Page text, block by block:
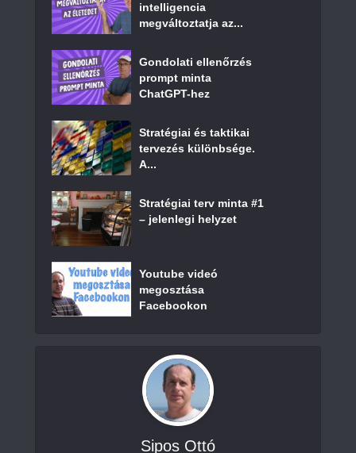
intelligencia
megváltoztatja az...
Gondolati ellenőrzés
prompt minta
ChatGPT-hez
Stratégiai és taktikai
tervezés különbsége.
A...
Stratégiai terv minta #1
– jelenlegi helyzet
Youtube videó
megosztása
Facebookon
Sipos Ottó